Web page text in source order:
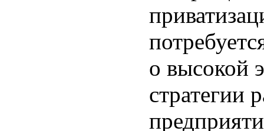
о высокой
стратегии